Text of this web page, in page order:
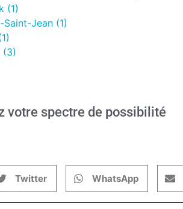
(1)
Jean (1)
(3)
votre spectre de possibilité
Twitter WhatsApp